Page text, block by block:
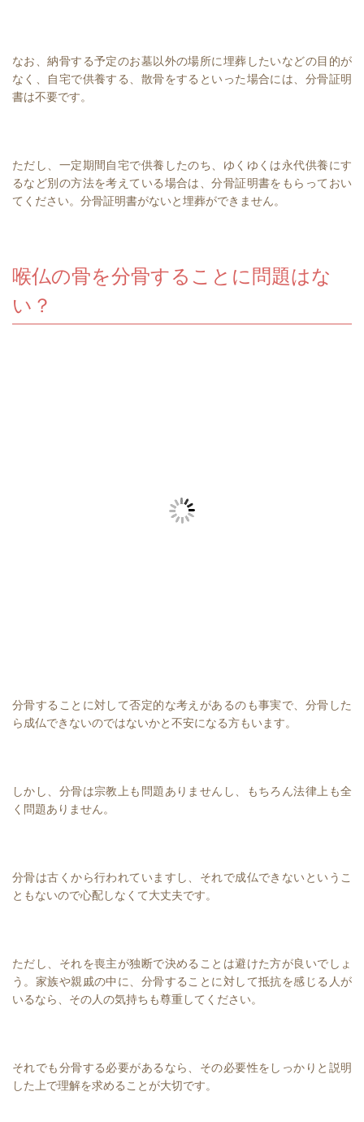
なお、納骨する予定のお墓以外の場所に埋葬したいなどの目的が
なく、自宅で供養する、散骨をするといった場合には、分骨証明
書は不要です。
ただし、一定期間自宅で供養したのち、ゆくゆくは永代供養にす
るなど別の方法を考えている場合は、分骨証明書をもらっておい
てください。分骨証明書がないと埋葬ができません。
喉仏の骨を分骨することに問題はな
い？
分骨することに対して否定的な考えがあるのも事実で、分骨した
ら成仏できないのではないかと不安になる方もいます。
しかし、分骨は宗教上も問題ありませんし、もちろん法律上も全
く問題ありません。
分骨は古くから行われていますし、それで成仏できないというこ
ともないので心配しなくて大丈夫です。
ただし、それを喪主が独断で決めることは避けた方が良いでしょ
う。家族や親戚の中に、分骨することに対して抵抗を感じる人が
いるなら、その人の気持ちも尊重してください。
それでも分骨する必要があるなら、その必要性をしっかりと説明
した上で理解を求めることが大切です。